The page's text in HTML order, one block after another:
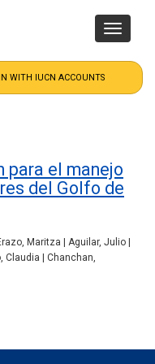
Toggle
para el manejo
del Golfo de
Maritza | Aguilar, Julio |
Claudia | Chanchan,